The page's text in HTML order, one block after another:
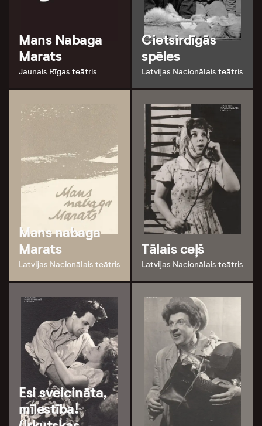
Mans Nabaga
Marats
Jaunais Rīgas teātris
Cietsirdīgās
spēles
Latvijas Nacionālais teātris
Mans nabaga
Marats
Latvijas Nacionālais teātris
Tālais ceļš
Latvijas Nacionālais teātris
Esi sveicināta,
mīlestība!